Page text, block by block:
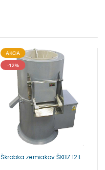
AKCIA
-12%
Škrabka zemiakov ŠKBZ 12 L